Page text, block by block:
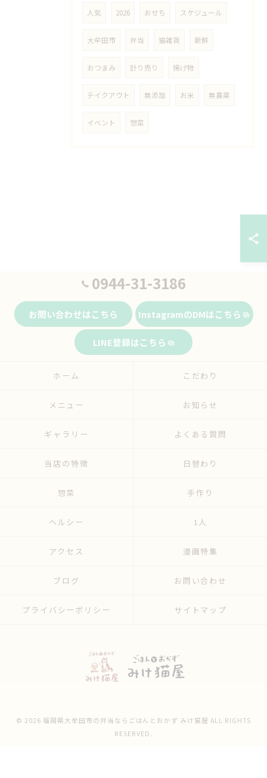
人気 2026 おせち スケジュール
大牟田市 弁当 猫雑貨 新鮮
おつまみ 計り売り 揚げ物
テイクアウト 無添加 お米 無農薬
イベント 惣菜
0944-31-3186
お問い合わせはこちら InstagramのDMはこちら
LINE登録はこちら
ホーム こだわり
メニュー お知らせ
ギャラリー よくある質問
当店の特徴 日替わり
惣菜 手作り
ヘルシー 1人
アクセス 漫画特集
ブログ お問い合わせ
プライバシーポリシー サイトマップ
© 2026 福岡県大牟田市の弁当ならごはんとおかず みけ猫屋 ALL RIGHTS
RESERVED.